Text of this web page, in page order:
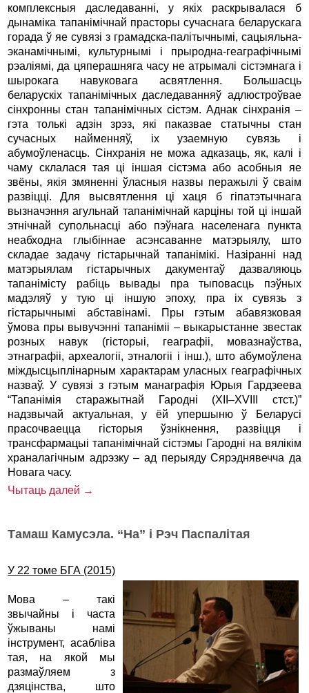
комплексныя даследаванні, у якіх раскрывалася б
дынаміка тапанімічнай прасторы сучаснага беларускага
горада ў яе сувязі з грамадска-палітычнымі, сацыяльна-
эканамічнымі, культурнымі і прыродна-геаграфічнымі
рэаліямі, да цяперашняга часу не атрымалі сістэмнага і
шырокага навуковага асвятлення. Большасць
беларускіх тапанімічных даследаванняў адлюстроўвае
сінхронны стан тапанімічных сістэм. Аднак сінхранія –
гэта толькі адзін зрэз, які паказвае статычны стан
сучасных найменняў, іх узаемную сувязь і
абумоўленасць. Сінхранія не можа адказаць, як, калі і
чаму склалася тая ці іншая сістэма або асобныя яе
звёны, якія змяненні ўласныя назвы перажылі ў сваім
развіцці. Для высвятлення ці хаця б гіпатэтычнага
вызначэння агульнай тапанімічнай карціны той ці іншай
этнічнай супольнасці або пэўнага населенага пункта
неабходна глыбіннае асэнсаванне матэрыялу, што
складае задачу гістарычнай тапанімікі. Назіранні над
матэрыялам гістарычных дакументаў дазваляюць
тапанімісту рабіць вывады пра тыповасць пэўных
мадэляў у тую ці іншую эпоху, пра іх сувязь з
гістарычнымі абставінамі. Пры гэтым абавязковая
ўмова пры вывучэнні тапаніміі – выкарыстанне звестак
розных навук (гісторыі, геаграфіі, мовазнаўства,
этнаграфіі, археалогіі, этналогіі і інш.), што абумоўлена
міждысцыплінарным характарам уласных геаграфічных
назваў. У сувязі з гэтым манаграфія Юрыя Гардзеева
“Тапанімія старажытнай Гародні (XII–XVIII стст.)”
надзвычай актуальная, у ёй упершыню ў Беларусі
прасочваецца гісторыя ўзнікнення, развіцця і
трансфармацыі тапанімічнай сістэмы Гародні на вялікім
храналагічным адрэзку – ад перыяду Сярэднявечча да
Новага часу.
Чытаць далей →
Тамаш Камусэла. “На” і Рэч Паспалітая
У 22 томе БГА (2015)
Мова – такі
звычайны і часта
ўжываны намі
інструмент, асабліва
тая, на якой мы
размаўляем з
дзяцінства, што